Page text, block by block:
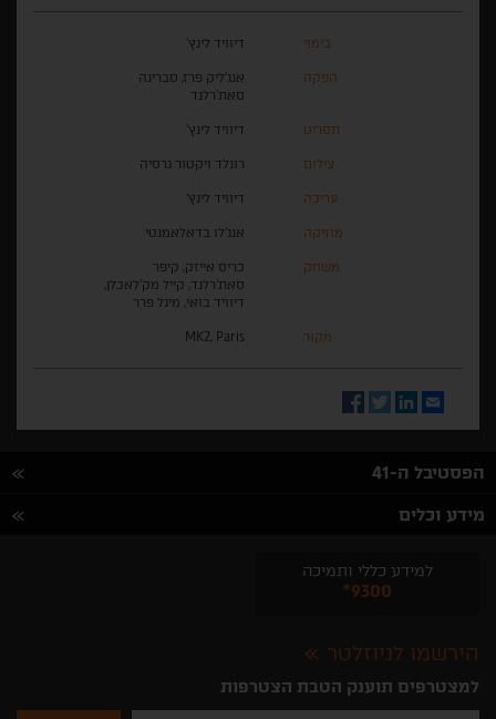
בימוי דיוויד לינץ'
הפקה
אנג'ליק פרז, סברינה
סאת'רלנד
תסריט דיוויד לינץ'
צילום רונלד ויקטור גרסיה
עריכה דיוויד לינץ'
מוזיקה אנג'לו בדאלאמנטי
משחק
כריס אייזק, קיפר
סאת'רלנד, קייל מק'לאכלן,
דיוויד בואי, מיגל פרר
מקור MK2, Paris
Email
LinkedIn
Twitter
Facebook
הפסטיבל ה-41
מידע וכלים
למידע כללי ותמיכה
*9300
הירשמו לניוזלטר
למצטרפים תוענק הטבת הצטרפות